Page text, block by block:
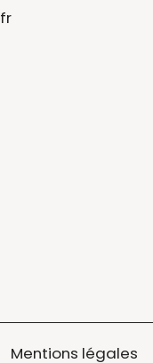
Mentions légales